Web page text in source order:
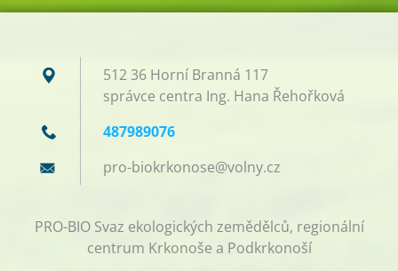
512 36 Horní Branná 117
správce centra Ing. Hana Řehořková
487989076
pro-biokrkonose@volny.cz
PRO-BIO Svaz ekologických zemědělců, regionální
centrum Krkonoše a Podkrkonoší